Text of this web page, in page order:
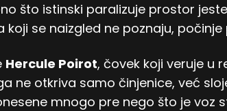
što istinski paralizuje prostor
se naizgled ne poznaju,
Hercule Poirot, čovek koji veruje u
ne otkriva samo činjenice, već
mnogo pre nego što je voz